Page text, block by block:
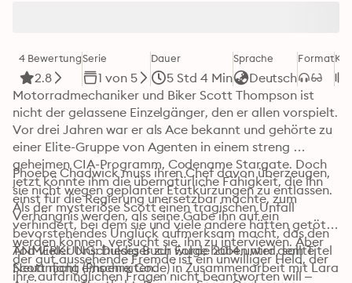
4 Bewertung
2.8
Serie
1 von 5
Dauer
5 Std 4 Min
Sprache
Deutsch
Format
Motorradmechaniker und Biker Scott Thompson ist
nicht der gelassene Einzelgänger, den er allen vorspielt.
Vor drei Jahren war er als Ace bekannt und gehörte zu
einer Elite-Gruppe von Agenten in einem streng
geheimen CIA-Programm, Codename Stargate. Doch
jetzt könnte ihm die übernatürliche Fähigkeit, die ihn
einst für die Regierung unersetzbar machte, zum
Verhängnis werden, als seine Gabe ihn auf ein
bevorstehendes Unglück aufmerksam macht, das den
Tod vieler Unschuldiger zur Folge haben wird, sollte
Scott nicht einschreiten.
Phoebe Chadwick muss ihren Chef davon überzeugen,
sie nicht wegen geplanter Etatkürzungen zu entlassen.
Als der mysteriöse Scott einen tragischen Unfall
verhindert, bei dem sie und viele andere hätten getötet
werden können, versucht sie, ihn zu interviewen. Aber
der gut aussehende Fremde ist ein unwilliger Held, der
ihre aufdringlichen Fragen nicht beantworten will –
ANMERKUNG: Dieses Buch wurde 2014 unter dem Titel
Neuanfang (Phoenix Code) in Zusammenarbeit mit Lara